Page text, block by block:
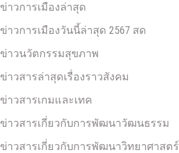
ข่าวการเมืองล่าสุด
ข่าวการเมืองวันนี้ล่าสุด 2567 สด
ข่าวนวัตกรรมสุขภาพ
ข่าวสารล่าสุดเรื่องราวสังคม
ข่าวสารเกมและเทค
ข่าวสารเกี่ยวกับการพัฒนาวัฒนธรรม
ข่าวสารเกี่ยวกับการพัฒนาวิทยาศาสตร์